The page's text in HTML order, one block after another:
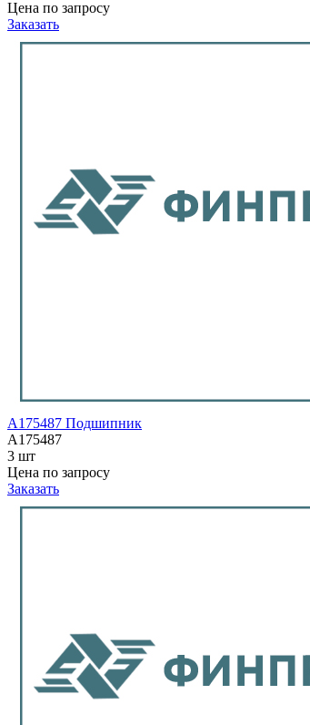
Цена по запросу
Заказать
A175487 Подшипник
A175487
3 шт
Цена по запросу
Заказать